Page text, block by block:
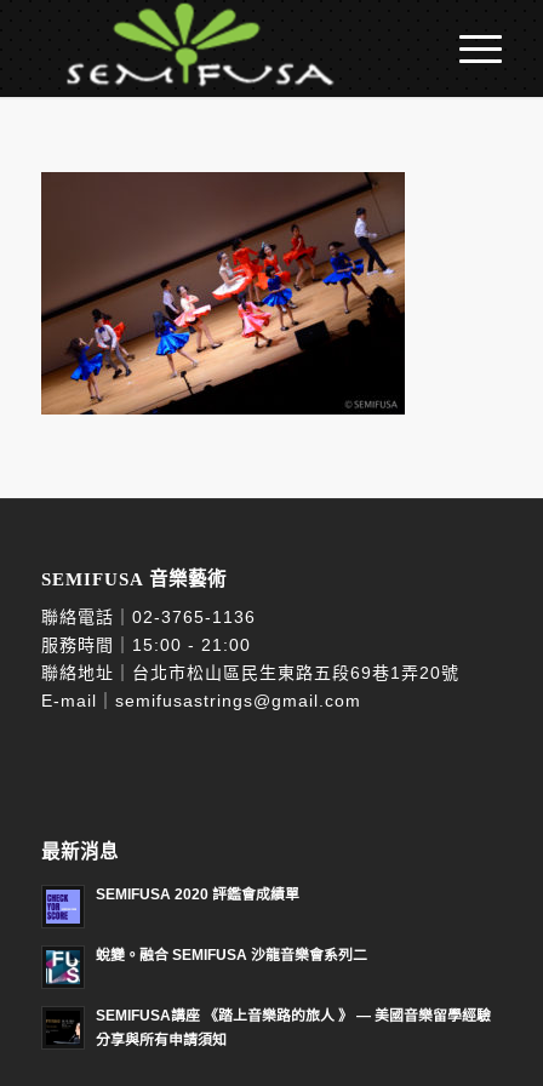
SEMIFUSA 音樂藝術
聯絡電話｜ 02-3765-1136
服務時間｜15:00 - 21:00
聯絡地址｜台北市松山區民生東路五段69巷1弄20號
E-mail｜ semifusastrings@gmail.com
最新消息
SEMIFUSA 2020 評鑑會成績單
蛻變。融合 SEMIFUSA 沙龍音樂會系列二
SEMIFUSA講座 《踏上音樂路的旅人 》 — 美國音樂留學經驗
分享與所有申請須知